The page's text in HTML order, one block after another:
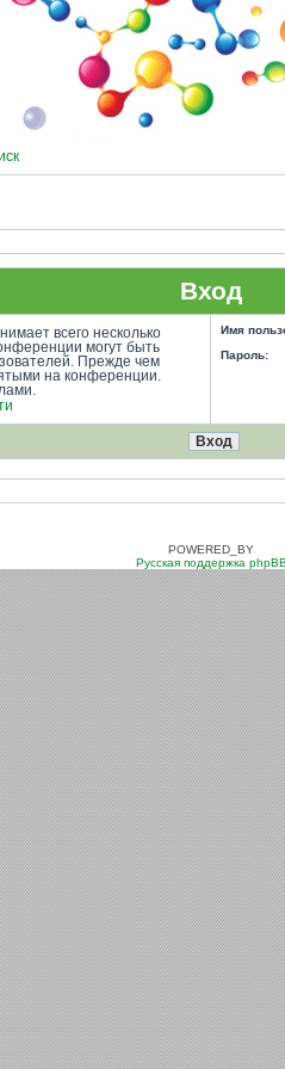
Вход
всего несколько
могут быть
Прежде чем
на конференции.
Имя
Пароль:
POWERED_BY
Русская поддержка phpBB